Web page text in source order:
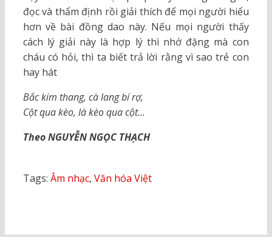
đọc và thẩm định rồi giải thích để mọi người hiểu
hơn về bài đồng dao này. Nếu mọi người thấy
cách lý giải này là hợp lý thì nhớ đặng mà con
cháu có hỏi, thì ta biết trả lời rằng vì sao trẻ con
hay hát
Bắc kim thang, cà lang bí rợ,
Cột qua kèo, là kèo qua cột…
Theo NGUYỄN NGỌC THẠCH
Tags: Âm nhạc, Văn hóa Việt